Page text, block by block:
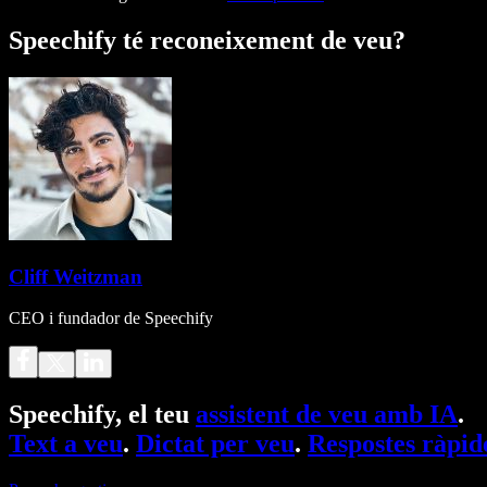
Speechify té reconeixement de veu?
Cliff Weitzman
CEO i fundador de Speechify
Speechify, el teu assistent de veu amb IA.
Text a veu. Dictat per veu. Respostes